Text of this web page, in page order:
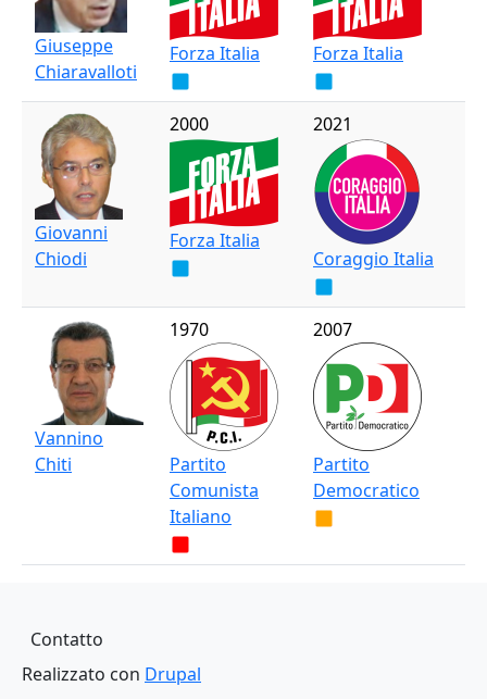
Giuseppe
Chiaravalloti
Forza Italia Forza Italia
Giovanni
Chiodi
2000
Forza Italia
2021
Coraggio Italia
Vannino
Chiti
1970
Partito
Comunista
Italiano
2007
Partito
Democratico
Piè di pagina
Contatto
Realizzato con Drupal